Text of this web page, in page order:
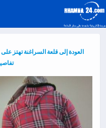
العودة إلى قلعة السراغنة تهتز